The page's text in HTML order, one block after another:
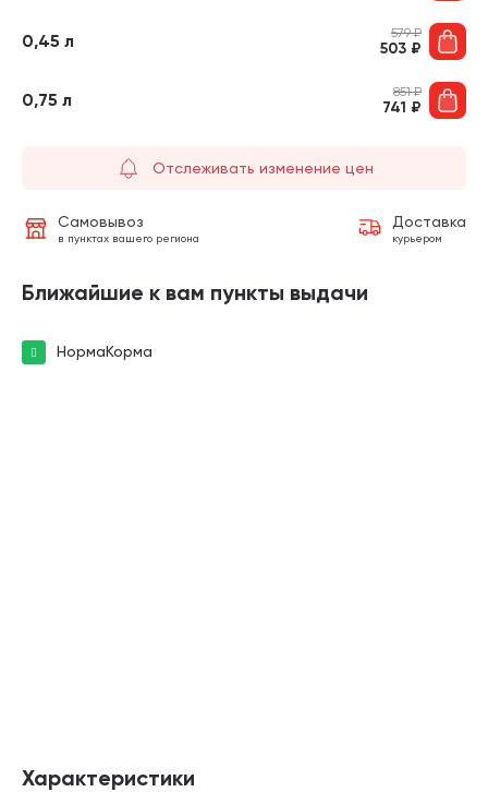
0,45 л 579₽
503 ₽
0,75 л 851₽
741 ₽
Отслеживать изменение цен
Самовывоз
в пунктах вашего региона
Доставка
курьером
Ближайшие к вам пункты выдачи
НормаКорма
Характеристики